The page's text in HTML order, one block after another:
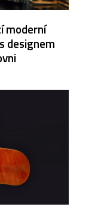
moderní
designem